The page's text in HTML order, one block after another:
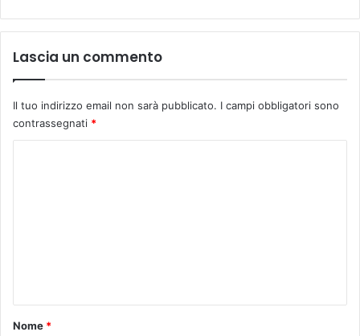
a
l
a
n
l
Lascia un commento
Il tuo indirizzo email non sarà pubblicato. I campi obbligatori sono
contrassegnati *
o
Nome *